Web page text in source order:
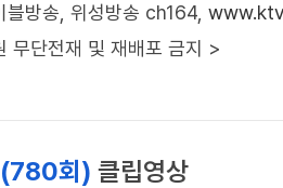
방송, 위성방송 ch164,
단전재 및 재배포 금지 >
(780회) 클립영상